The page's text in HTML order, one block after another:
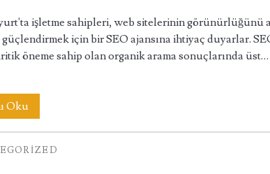
işletme sahipleri, web sitelerinin görünürlüğünü
güçlendirmek için bir SEO ajansına ihtiyaç duyarlar.
öneme sahip olan organik arama sonuçlarında üst…
OkuAnkara
Akyurt
SEO